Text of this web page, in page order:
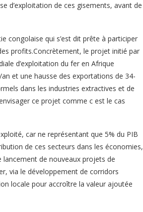
d’exploitation de ces gisements, avant de
congolaise qui s’est dit prête à participer
profits.Concrètement, le projet initié par
d’exploitation du fer en Afrique
et une hausse des exportations de 34-
dans les industries extractives et de
ce projet comme c est le cas
car ne représentant que 5% du PIB
de ces secteurs dans les économies,
lancement de nouveaux projets de
via le développement de corridors
locale pour accroître la valeur ajoutée